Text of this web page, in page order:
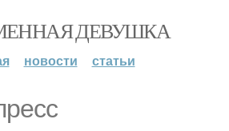
ДЕВУШКА
новости статьи